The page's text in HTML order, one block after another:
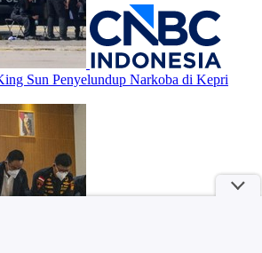
Sun Penyelundup Narkoba di Kepri